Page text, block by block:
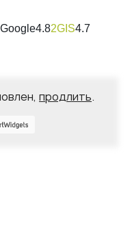
Google4.82GIS4.7
продлить.